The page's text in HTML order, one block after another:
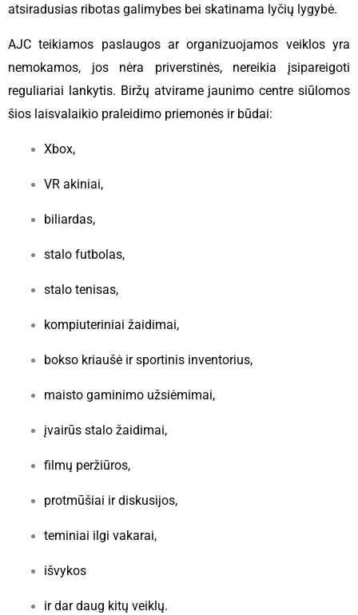
atsiradusias ribotas galimybes bei skatinama lyčių lygybė.
AJC teikiamos paslaugos ar organizuojamos veiklos yra
nemokamos, jos nėra priverstinės, nereikia įsipareigoti
reguliariai lankytis. Biržų atvirame jaunimo centre siūlomos
šios laisvalaikio praleidimo priemonės ir būdai:
Xbox,
VR akiniai,
biliardas,
stalo futbolas,
stalo tenisas,
kompiuteriniai žaidimai,
bokso kriaušė ir sportinis inventorius,
maisto gaminimo užsiėmimai,
įvairūs stalo žaidimai,
filmų peržiūros,
protmūšiai ir diskusijos,
teminiai ilgi vakarai,
išvykos
ir dar daug kitų veiklų.